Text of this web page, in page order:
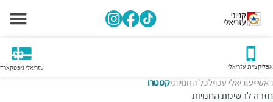
אפליקציית עזריאלי עזריאלי גיפטקארד
ראשי>עזריאלי עכו>לכל החנויות>קסטרו
חזרה לרשימת החנויות